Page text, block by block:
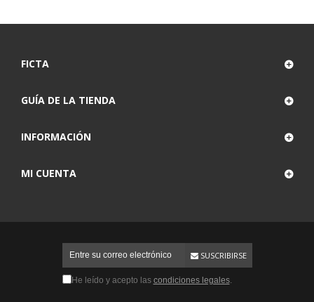
FICTA
GUÍA DE LA TIENDA
INFORMACIÓN
MI CUENTA
SUSCRIBIRSE
He leído y acepto las condiciones legales.